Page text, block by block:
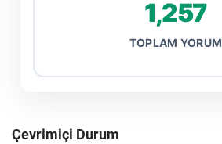
1,257
TOPLAM YORUM
Çevrimiçi Durum